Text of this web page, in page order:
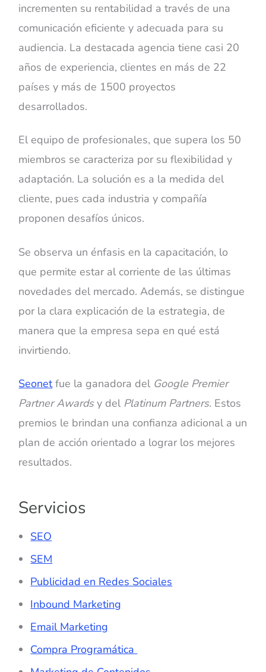
incrementen su rentabilidad a través de una
comunicación eficiente y adecuada para su
audiencia. La destacada agencia tiene casi 20
años de experiencia, clientes en más de 22
países y más de 1500 proyectos
desarrollados.
El equipo de profesionales, que supera los 50
miembros se caracteriza por su flexibilidad y
adaptación. La solución es a la medida del
cliente, pues cada industria y compañía
proponen desafíos únicos.
Se observa un énfasis en la capacitación, lo
que permite estar al corriente de las últimas
novedades del mercado. Además, se distingue
por la clara explicación de la estrategia, de
manera que la empresa sepa en qué está
invirtiendo.
Seonetfue la ganadora del Google Premier
Partner Awardsy del Platinum Partners. Estos
premios le brindan una confianza adicional a un
plan de acción orientado a lograr los mejores
resultados.
Servicios
SEO
SEM
Publicidad en Redes Sociales
Inbound Marketing
Email Marketing
Compra Programática